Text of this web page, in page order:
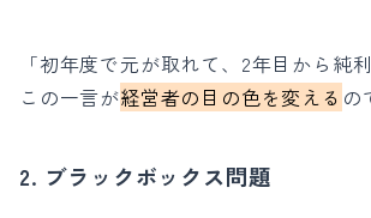
「初年度で元が取れて、2年目から純利
この一言が経営者の目の色を変える の
2. ブラックボックス問題